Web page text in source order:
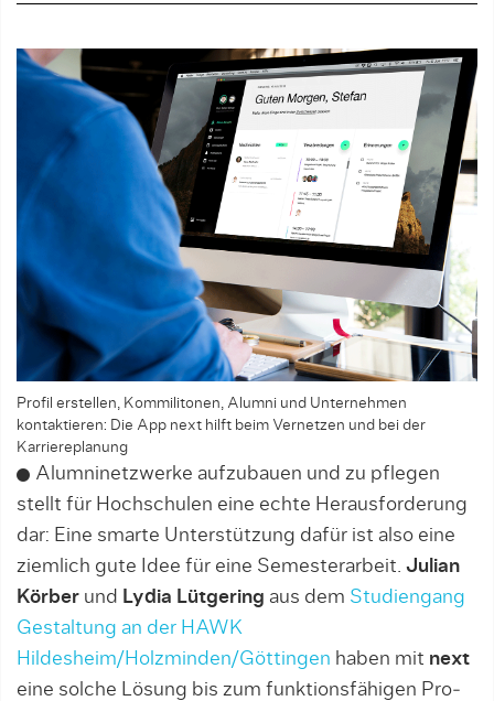
Profil erstellen, Kommilitonen, Alumni und Unternehmen
kontaktieren: Die App next hilft beim Vernetzen und bei der
Karriereplanung
Alumninetzwer­ke aufzubauen und zu pflegen
stellt für Hoch­schu­len eine echte Herausforderung
dar: ­Ei­ne smarte Unterstützung dafür ist also ei­ne
ziemlich gute Idee für eine Semesterarbeit. Julian
Körber und Lydia Lütgering aus dem Studiengang
Gestaltung an der HAWK
Hildesheim/Holzminden/Göttingen haben mit next
eine solche Lösung bis zum funk­tions­­fä­higen Pro­